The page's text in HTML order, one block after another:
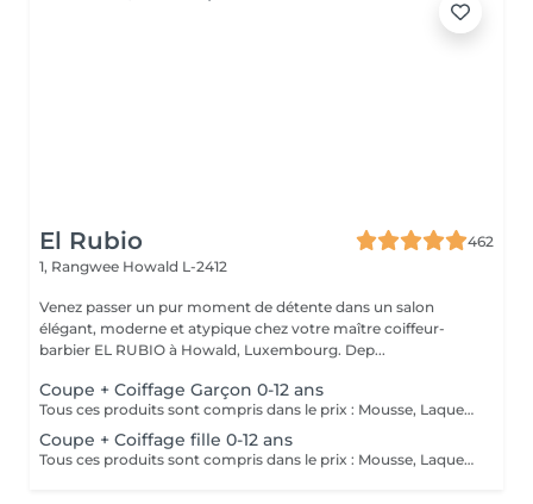
El Rubio
462
1, Rangwee Howald L-2412
Venez passer un pur moment de détente dans un salon
élégant, moderne et atypique chez votre maître coiffeur-
barbier EL RUBIO à Howald, Luxembourg. Dep...
Coupe + Coiffage Garçon 0-12 ans
Tous ces produits sont compris dans le prix : Mousse, Laque, Gel, Soin démêlant, Shampoing spécifique. Tous les produits que nous utilisons sont des produits de qualité professionnelle.
Coupe + Coiffage fille 0-12 ans
Tous ces produits sont compris dans le prix : Mousse, Laque, Gel, Soin démêlant, Shampoing spécifique. Tous les produits que nous utilisons sont des produits de qualité professionnelle.